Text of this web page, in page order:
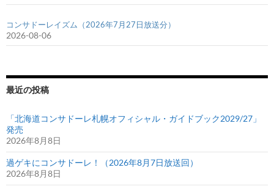
コンサドーレイズム（2026年7月27日放送分）
2026-08-06
最近の投稿
「北海道コンサドーレ札幌オフィシャル・ガイドブック2029/27」
発売
2026年8月8日
過ゲキにコンサドーレ！（2026年8月7日放送回）
2026年8月8日